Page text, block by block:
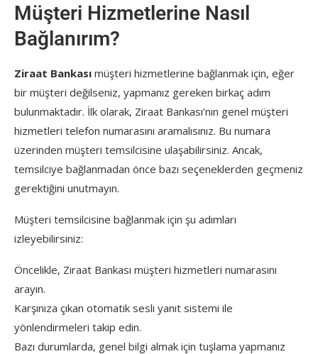
Müşteri Hizmetlerine Nasıl
Bağlanırım?
Ziraat Bankası müşteri hizmetlerine bağlanmak için, eğer
bir müşteri değilseniz, yapmanız gereken birkaç adım
bulunmaktadır. İlk olarak, Ziraat Bankası’nın genel müşteri
hizmetleri telefon numarasını aramalısınız. Bu numara
üzerinden müşteri temsilcisine ulaşabilirsiniz. Ancak,
temsilciye bağlanmadan önce bazı seçeneklerden geçmeniz
gerektiğini unutmayın.
Müşteri temsilcisine bağlanmak için şu adımları
izleyebilirsiniz:
Öncelikle, Ziraat Bankası müşteri hizmetleri numarasını
arayın.
Karşınıza çıkan otomatik sesli yanıt sistemi ile
yönlendirmeleri takip edin.
Bazı durumlarda, genel bilgi almak için tuşlama yapmanız